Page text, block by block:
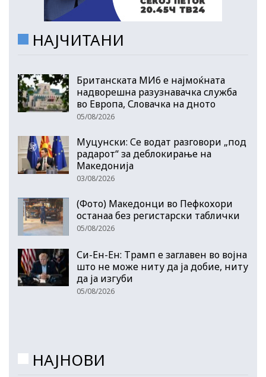
НАЈЧИТАНИ
Британската МИ6 е најмоќната
надворешна разузнавачка служба
во Европа, Словачка на дното
05/08/2026
Муцунски: Се водат разговори „под
радарот“ за деблокирање на
Македонија
03/08/2026
(Фото) Македонци во Пефкохори
останаа без регистарски таблички
05/08/2026
Си-Ен-Ен: Трамп е заглавен во војна
што не може ниту да ја добие, ниту
да ја изгуби
05/08/2026
НАЈНОВИ